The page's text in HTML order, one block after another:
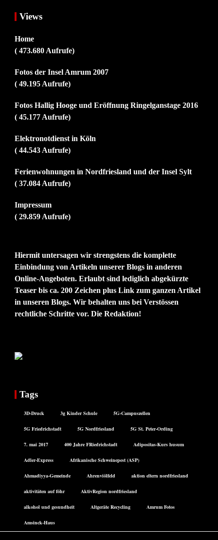
Views
Home
( 473.680 Aufrufe)
Fotos der Insel Amrum 2007
( 49.195 Aufrufe)
Fotos Hallig Hooge und Eröffnung Ringelganstage 2016
( 45.177 Aufrufe)
Elektronotdienst in Köln
( 44.543 Aufrufe)
Ferienwohnungen in Nordfriesland und der Insel Sylt
( 37.084 Aufrufe)
Impressum
( 29.859 Aufrufe)
Hiermit untersagen wir strengstens die komplette
Einbindung von Artikeln unserer Blogs in anderen
Online-Angeboten. Erlaubt sind lediglich abgekürzte
Teaser bis ca. 200 Zeichen plus Link zum ganzen Artikel
in unseren Blogs. Wir behalten uns bei Verstössen
rechtliche Schritte vor. Die Redaktion!
Tags
3D-Druck 3g Kinder Schule 5G-Campuszellen
5G Friedrichstadt 5G Nordfriesland 5G St. Peter-Ording
7. mai 2017 400 Jahre FRiedrichstadt Adipositas-Kurs husum
Adler-Express Afrikanische Schweinepest (ASP)
Ahmadiyya-Gemeinde Ahrenviölfeld aktion eltern nordfriesland
aktivitäten auf föhr AktivRegion nordfriesland
alkohol und gesundheit Altgeräte Recycling Amrum Fotos
Amsinck-Haus